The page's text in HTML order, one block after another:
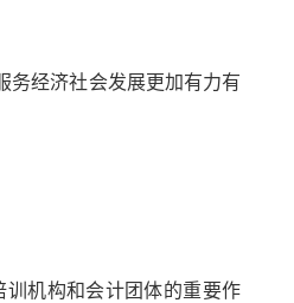
务经济社会发展更加有力有
机构和会计团体的重要作